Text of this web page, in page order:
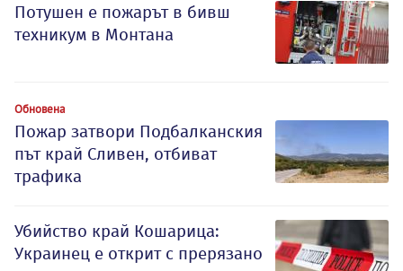
Потушен е пожарът в бивш
техникум в Монтана
Обновена
Пожар затвори Подбалканския
път край Сливен, отбиват
трафика
Убийство край Кошарица:
Украинец е открит с прерязано